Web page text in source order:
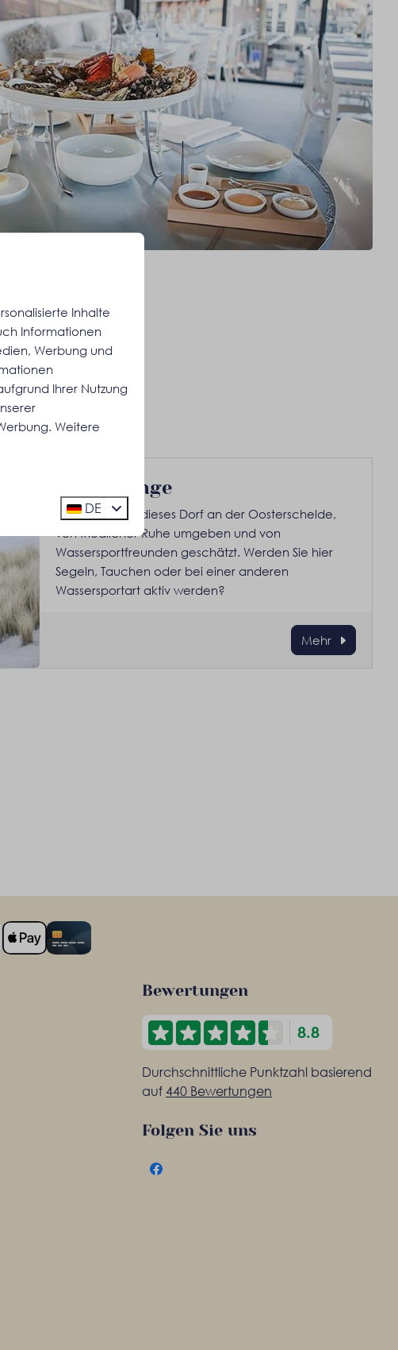
Wemeldinge
Entdecken Sie dieses Dorf an der Oosterschelde,
von friedlicher Ruhe umgeben und von
Wassersportfreunden geschätzt. Werden Sie hier
Segeln, Tauchen oder bei einer anderen
Wassersportart aktiv werden?
Mehr
Bewertungen
8.8
Durchschnittliche Punktzahl basierend
auf440 Bewertungen
Folgen Sie uns
Inhalte
Informationen
Werbung und
Ihrer Nutzung
Weitere
DE